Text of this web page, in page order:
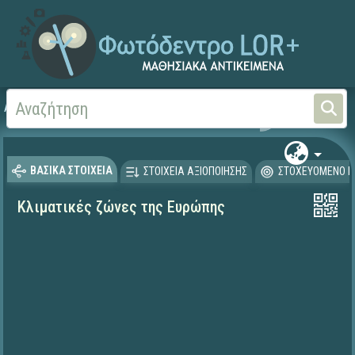
Αρχική Γεωγραφία-Γεωλογία
ΒΑΣΙΚΑ ΣΤΟΙΧΕΙΑ ΣΤΟΙΧΕΙΑ ΑΞΙΟΠΟΙΗΣΗΣ ΣΤΟΧΕΥΟΜΕΝΟ
Κλιματικές ζώνες της Ευρώπης